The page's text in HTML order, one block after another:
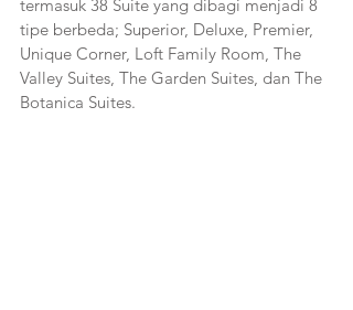
termasuk 38 Suite yang dibagi menjadi 8
tipe berbeda; Superior, Deluxe, Premier,
Unique Corner, Loft Family Room, The
Valley Suites, The Garden Suites, dan The
Botanica Suites.